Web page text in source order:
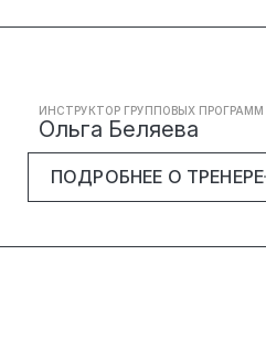
ИНСТРУКТОР ГРУППОВЫХ ПРОГРАММ
Ольга Беляева
ПОДРОБНЕЕ О ТРЕНЕРЕ